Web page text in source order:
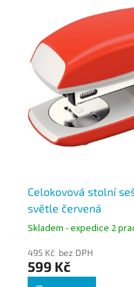
Celokovová stolní
světle červená
Skladem - expedice 2
495 Kč bez DPH
599 Kč